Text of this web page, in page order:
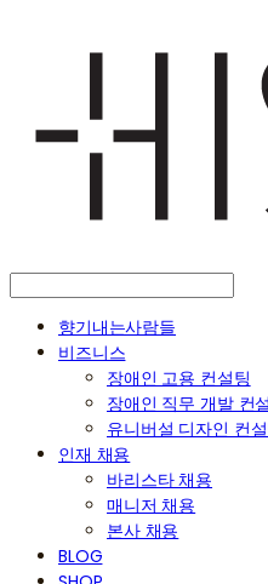
향기내는사람들
비즈니스
장애인 고용 컨설팅
장애인 직무 개발 컨
유니버설 디자인 컨
인재 채용
바리스타 채용
매니저 채용
본사 채용
BLOG